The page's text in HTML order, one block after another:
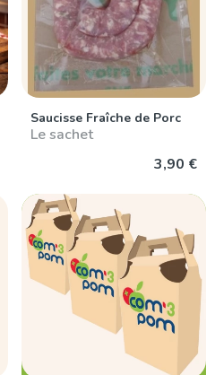
Saucisse Fraîche de Porc
Le sachet
3,90 €